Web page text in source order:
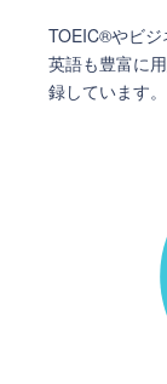
TOEIC®やビ
英語も豊富に
録しています。